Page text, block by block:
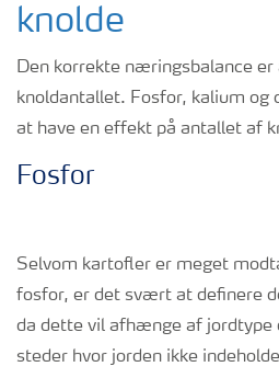
knolde
Den korrekte næringsbalance
knoldantallet. Fosfor, kalium og
at have en effekt på antallet af
Fosfor
Selvom kartofler er meget
fosfor, er det svært at definere
da dette vil afhænge af jordtype
steder hvor jorden ikke